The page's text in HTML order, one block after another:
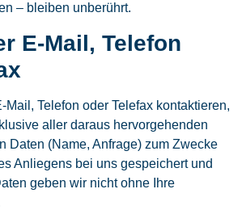
– bleiben unberührt.
E-Mail, Telefon
Mail, Telefon oder Telefax kontaktieren,
aller daraus hervorgehenden
Daten (Name, Anfrage) zum Zwecke
Anliegens bei uns gespeichert und
geben wir nicht ohne Ihre